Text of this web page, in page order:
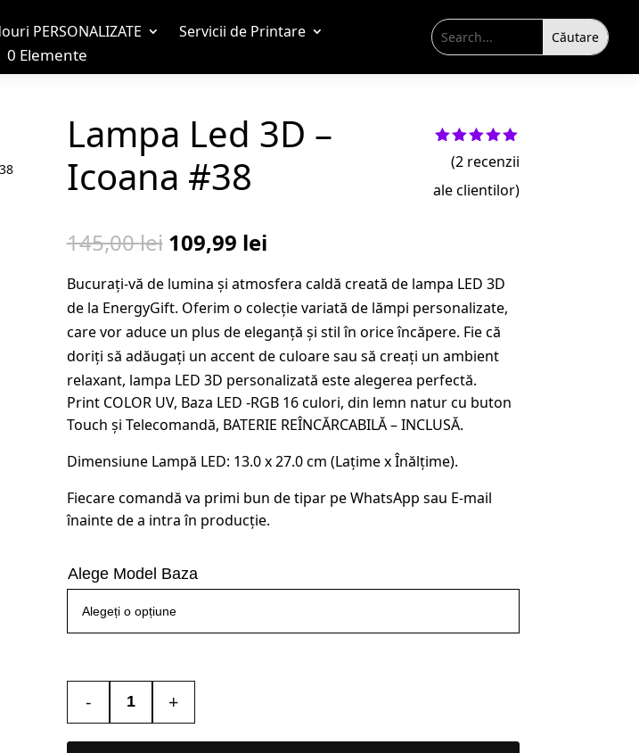
PERSONALIZATE Servicii de Printare
0 Elemente
Lampa Led 3D –
Icoana #38
Evaluat la
5.00din 5
pe baza a
evaluări
(2recenzii
ale clientilor)
145,00lei Prețul
a
fost:
145,00 lei.
109,99 leiPrețul
este:
109,99 lei.
Bucurați-vă de lumina și atmosfera caldă creată de lampa LED 3D
de la EnergyGift. Oferim o colecție variată de lămpi personalizate,
care vor aduce un plus de eleganță și stil în orice încăpere. Fie că
doriți să adăugați un accent de culoare sau să creați un ambient
relaxant, lampa LED 3D personalizată este alegerea perfectă.
Print COLOR UV, Baza LED -RGB 16 culori, din lemn natur cu buton
Touch și Telecomandă, BATERIE REÎNCĂRCABILĂ – INCLUSĂ.
Dimensiune Lampă LED: 13.0 x 27.0 cm (Lațime x Înălțime).
Fiecare comandă va primi bun de tipar pe WhatsApp sau E-mail
înainte de a intra în producție.
Alege Model Baza
- +